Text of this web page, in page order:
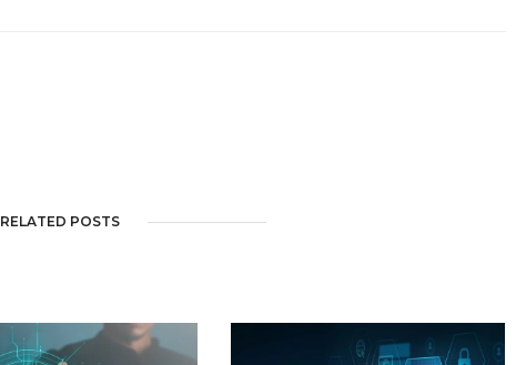
RELATED POSTS